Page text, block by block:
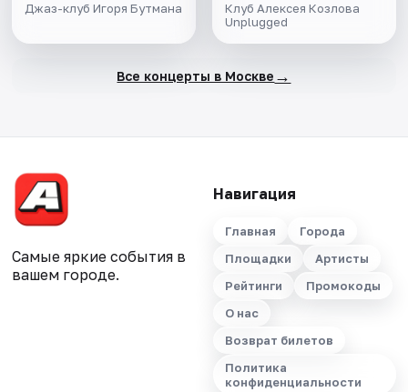
Джаз-клуб Игоря Бутмана
Клуб Алексея Козлова
Unplugged
Все концерты в Москве →
Самые яркие события в
вашем городе.
Навигация
Главная
Города
Площадки
Артисты
Рейтинги
Промокоды
О нас
Возврат билетов
Политика
конфиденциальности